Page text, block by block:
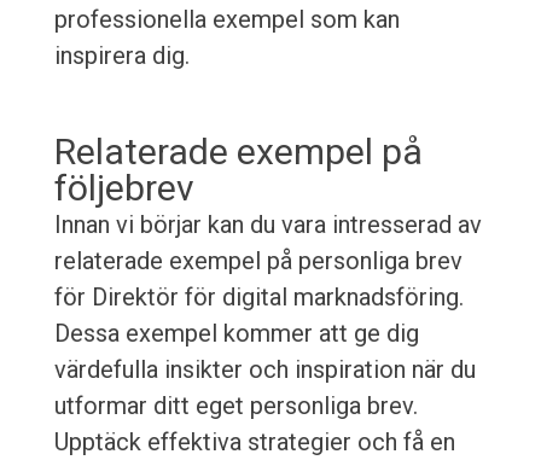
professionella exempel som kan
inspirera dig.
Relaterade exempel på
följebrev
Innan vi börjar kan du vara intresserad av
relaterade exempel på personliga brev
för Direktör för digital marknadsföring.
Dessa exempel kommer att ge dig
värdefulla insikter och inspiration när du
utformar ditt eget personliga brev.
Upptäck effektiva strategier och få en